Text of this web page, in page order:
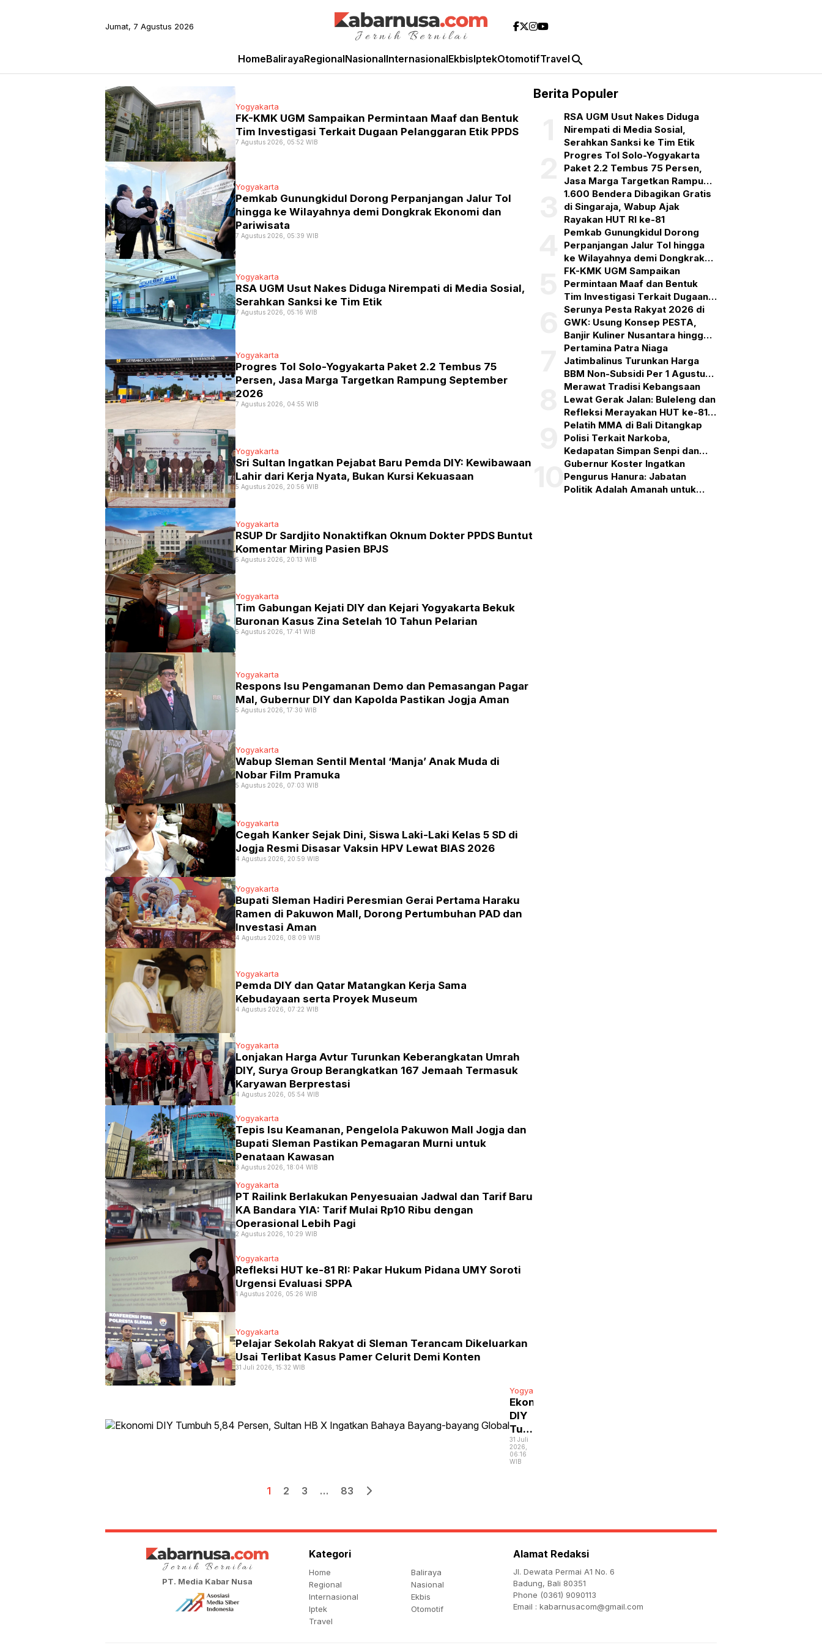
Jumat, 7 Agustus 2026
HomeBalirayaRegionalNasionalInternasionalEkbisIptekOtomotifTravel search
Yogyakarta
FK-KMK UGM Sampaikan Permintaan Maaf dan Bentuk
Tim Investigasi Terkait Dugaan Pelanggaran Etik PPDS
7 Agustus 2026, 05:52 WIB
Yogyakarta
Pemkab Gunungkidul Dorong Perpanjangan Jalur Tol
hingga ke Wilayahnya demi Dongkrak Ekonomi dan
Pariwisata
7 Agustus 2026, 05:39 WIB
Yogyakarta
RSA UGM Usut Nakes Diduga Nirempati di Media Sosial,
Serahkan Sanksi ke Tim Etik
7 Agustus 2026, 05:16 WIB
Yogyakarta
Progres Tol Solo-Yogyakarta Paket 2.2 Tembus 75
Persen, Jasa Marga Targetkan Rampung September
2026
7 Agustus 2026, 04:55 WIB
Yogyakarta
Sri Sultan Ingatkan Pejabat Baru Pemda DIY: Kewibawaan
Lahir dari Kerja Nyata, Bukan Kursi Kekuasaan
5 Agustus 2026, 20:56 WIB
Yogyakarta
RSUP Dr Sardjito Nonaktifkan Oknum Dokter PPDS Buntut
Komentar Miring Pasien BPJS
5 Agustus 2026, 20:13 WIB
Yogyakarta
Tim Gabungan Kejati DIY dan Kejari Yogyakarta Bekuk
Buronan Kasus Zina Setelah 10 Tahun Pelarian
5 Agustus 2026, 17:41 WIB
Yogyakarta
Respons Isu Pengamanan Demo dan Pemasangan Pagar
Mal, Gubernur DIY dan Kapolda Pastikan Jogja Aman
5 Agustus 2026, 17:30 WIB
Yogyakarta
Wabup Sleman Sentil Mental ‘Manja’ Anak Muda di
Nobar Film Pramuka
5 Agustus 2026, 07:03 WIB
Yogyakarta
Cegah Kanker Sejak Dini, Siswa Laki-Laki Kelas 5 SD di
Jogja Resmi Disasar Vaksin HPV Lewat BIAS 2026
4 Agustus 2026, 20:59 WIB
Yogyakarta
Bupati Sleman Hadiri Peresmian Gerai Pertama Haraku
Ramen di Pakuwon Mall, Dorong Pertumbuhan PAD dan
Investasi Aman
4 Agustus 2026, 08:09 WIB
Yogyakarta
Pemda DIY dan Qatar Matangkan Kerja Sama
Kebudayaan serta Proyek Museum
4 Agustus 2026, 07:22 WIB
Yogyakarta
Lonjakan Harga Avtur Turunkan Keberangkatan Umrah
DIY, Surya Group Berangkatkan 167 Jemaah Termasuk
Karyawan Berprestasi
4 Agustus 2026, 05:54 WIB
Yogyakarta
Tepis Isu Keamanan, Pengelola Pakuwon Mall Jogja dan
Bupati Sleman Pastikan Pemagaran Murni untuk
Penataan Kawasan
3 Agustus 2026, 18:04 WIB
Yogyakarta
PT Railink Berlakukan Penyesuaian Jadwal dan Tarif Baru
KA Bandara YIA: Tarif Mulai Rp10 Ribu dengan
Operasional Lebih Pagi
2 Agustus 2026, 10:29 WIB
Yogyakarta
Refleksi HUT ke-81 RI: Pakar Hukum Pidana UMY Soroti
Urgensi Evaluasi SPPA
1 Agustus 2026, 05:26 WIB
Yogyakarta
Pelajar Sekolah Rakyat di Sleman Terancam Dikeluarkan
Usai Terlibat Kasus Pamer Celurit Demi Konten
31 Juli 2026, 15:32 WIB
Yogyakarta
Ekonomi
DIY
Tumbuh
5,84
Persen,
Bayang-
bayang
31 Juli
2026,
06:16
WIB
1 2 3 … 83
Berita Populer
RSA UGM Usut Nakes Diduga
Nirempati di Media Sosial,
Serahkan Sanksi ke Tim Etik
Progres Tol Solo-Yogyakarta
Paket 2.2 Tembus 75 Persen,
Jasa Marga Targetkan Rampung
September 2026
1.600 Bendera Dibagikan Gratis
di Singaraja, Wabup Ajak
Rayakan HUT RI ke-81
Pemkab Gunungkidul Dorong
Perpanjangan Jalur Tol hingga
ke Wilayahnya demi Dongkrak
Ekonomi dan Pariwisata
FK-KMK UGM Sampaikan
Permintaan Maaf dan Bentuk
Tim Investigasi Terkait Dugaan
Pelanggaran Etik PPDS
Serunya Pesta Rakyat 2026 di
GWK: Usung Konsep PESTA,
Banjir Kuliner Nusantara hingga
Pesta Kembang Api
Pertamina Patra Niaga
Jatimbalinus Turunkan Harga
BBM Non-Subsidi Per 1 Agustus
2026
Merawat Tradisi Kebangsaan
Lewat Gerak Jalan: Buleleng dan
Refleksi Merayakan HUT ke-81
RI
Pelatih MMA di Bali Ditangkap
Polisi Terkait Narkoba,
Kedapatan Simpan Senpi dan
Puluhan Amunisi
Gubernur Koster Ingatkan
Pengurus Hanura: Jabatan
Politik Adalah Amanah untuk
PT. Media Kabar Nusa
Kategori
Home
Baliraya
Regional
Nasional
Internasional
Ekbis
Iptek
Otomotif
Travel
Alamat Redaksi
Jl. Dewata Permai A1 No. 6
Badung, Bali 80351
Phone (0361) 9090113
Email : kabarnusacom@gmail.com